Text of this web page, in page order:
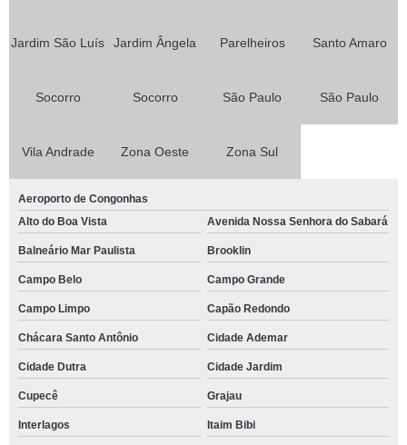
Jardim São Luís Jardim Ângela Parelheiros Santo Amaro
Socorro Socorro São Paulo São Paulo
Vila Andrade Zona Oeste Zona Sul
Aeroporto de Congonhas
Alto do Boa Vista
Avenida Nossa Senhora do Sabará
Balneário Mar Paulista Brooklin
Campo Belo Campo Grande
Campo Limpo Capão Redondo
Chácara Santo Antônio Cidade Ademar
Cidade Dutra Cidade Jardim
Cupecê Grajau
Interlagos Itaim Bibi